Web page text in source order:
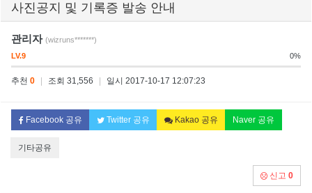
사진공지 및 기록증 발송 안내
관리자 (wizruns*******)
LV.9
0%
추천 0 조회 31,556 일시 2017-10-17 12:07:23
Facebook 공유 Twitter 공유 Kakao 공유 Naver 공유
기타공유
신고 0